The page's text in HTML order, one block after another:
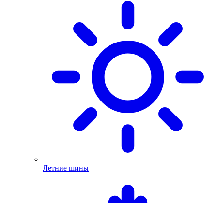
Летние шины